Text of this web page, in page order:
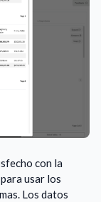
con la
usar los
Los datos